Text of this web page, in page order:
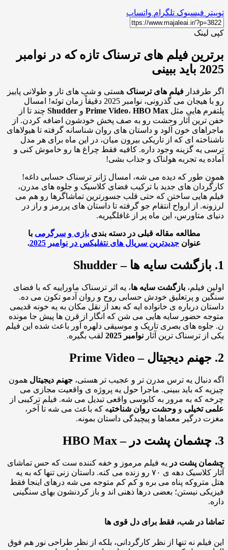
فیسبوک تلگرام واتساپ
فیلم های ترسناک تازه که در نوامبر
ببینی
طرفدار فیلم های ترسناکهستی و شب های تار و طولانی پاییز
رو با هیجان می گذرونی، نوامبر 2025 دقیقاً زمان توئه! امسال
هایی مثل
Prime Video،HBO Max وShudderچند تا از
ترین آثار وحشت رو به صف پخش خودشون اضافه کردن. از
خون آلود و داستان های روان شناسانه گرفته تا هیولاهای
ای که از تاریکی بیرون میان، در این ماه برای هر مدل
یه گزینه وجود داره. کافیه فقط چراغ ها رو خاموش کنی و
یه تجربه هولناک و جذاب بشی!
طور که دیده می شه، امسال ژانر ترسناک حسابی داغه!
های جدید با ترکیب فضای کلاسیک و جلوه های مدرن،
هایی ساختن که حتی قلب جسورترین تماشاگرها رو هم می
از ارواح انتقام جو گرفته تا داستان های پررمز و راز در
متاورس، این ماه پر از غافلگیریه.
مطالعه مقاله قبلی در دسته بندیبازی و سرگرمیبا
عنوانجدیدترین سریال های نتفلیکس در نوامبر 2025 .
فیلم،بازگشت سایه ها، یه اثر ترسناک ماوراییه که با فضای
و پرتعلیق خودش حسابی روح و روان آدمو تکون می ده.
درباره ی خانواده ایه که بعد از نقل مکان به یه خونه قدیمی
حضور سایه هایی می شن که انگار از قرن ها پیش جا مونده
های بصری تاریک و موسیقی دلهره آور باعث شده این فیلم
ترسناک ترین آثارنوامبر 2025 لقب بگیره.
دنبال یه ترس مدرن تر و عجیب تر هستی،جهنم دیجیتالهمون
که باید ببینی. ماجرا حول یه پروژه ی واقعیت مجازی می
که به مرور به کابوسی واقعی تبدیل می شه. فیلم ترکیبی از
تخیلیووحشت روان شناختیه که باعث می شه تا آخر،
درگیر معماها و پیچیدگی داستان بمونه.
پشت دریه فیلم مرموز و خفه کننده ست که حس تماشای
آثار کلاسیک دهه ی ۷۰ رو زنده می کنه. داستان زنی تنها که به یه
متروکه پناه می بره و کم کم متوجه می شه درهای اینجا فقط
نیستن؛ بعضی درها ذهنی اند و باز کردنشون بهای سنگینی
در شب، فقط برای دل قوی ها
نه تنها از نظر کارگردانی، بلکه از نظر طراحی نور هم فوق